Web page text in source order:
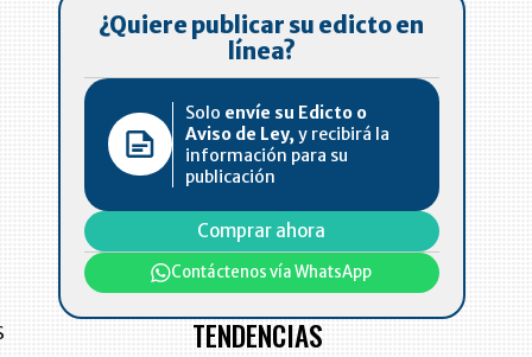
¿Quiere publicar su edicto en
línea?
Solo envíe su Edicto o
Aviso de Ley, y recibirá la
información para su
publicación
Comprar ahora
Contáctenos vía WhatsApp
TENDENCIAS